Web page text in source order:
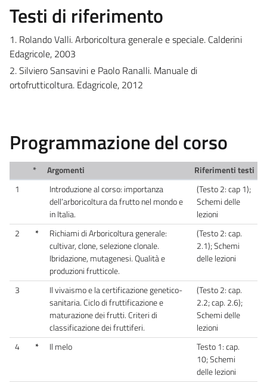
Testi di riferimento
1. Rolando Valli. Arboricoltura generale e speciale. Calderini
Edagricole, 2003
2. Silviero Sansavini e Paolo Ranalli. Manuale di
ortofrutticoltura. Edagricole, 2012
Programmazione del corso
* Argomenti
Riferimenti testi
1
Introduzione al corso: importanza
dell’arboricoltura da frutto nel mondo e
in Italia.
(Testo 2: cap 1);
Schemi delle
lezioni
2
*
Richiami di Arboricoltura generale:
cultivar, clone, selezione clonale.
Ibridazione, mutagenesi. Qualità e
produzioni frutticole.
(Testo 2: cap.
2.1); Schemi
delle lezioni
3
Il vivaismo e la certificazione genetico-
sanitaria. Ciclo di fruttificazione e
maturazione dei frutti. Criteri di
classificazione dei fruttiferi.
(Testo 2: cap.
2.2; cap. 2.6);
Schemi delle
lezioni
4
* Il melo
Testo 1: cap.
10; Schemi
delle lezioni